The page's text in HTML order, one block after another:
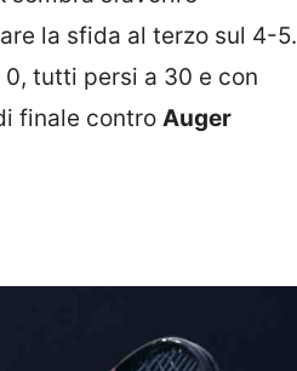
la sfida al terzo sul 4-5.
tutti persi a 30 e con
finale contro Auger